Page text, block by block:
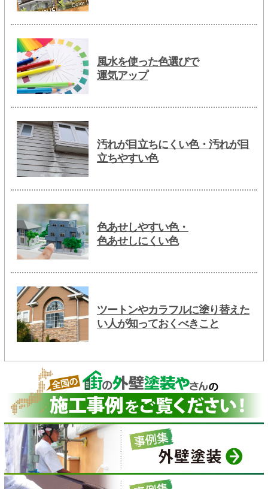
風水を使った色選びで
運気アップ
汚れが目立ちにくい色・汚れが目
立ちやすい色
色あせしやすい色・
色あせしにくい色
ツートンやカラフルに塗り替えた
い人が知っておくべきこと